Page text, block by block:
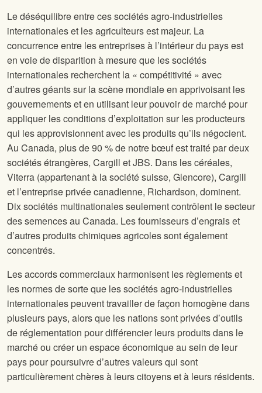
Le déséquilibre entre ces sociétés agro-industrielles
internationales et les agriculteurs est majeur. La
concurrence entre les entreprises à l’intérieur du pays est
en voie de disparition à mesure que les sociétés
internationales recherchent la « compétitivité » avec
d’autres géants sur la scène mondiale en apprivoisant les
gouvernements et en utilisant leur pouvoir de marché pour
appliquer les conditions d’exploitation sur les producteurs
qui les approvisionnent avec les produits qu’ils négocient.
Au Canada, plus de 90 % de notre bœuf est traité par deux
sociétés étrangères, Cargill et JBS. Dans les céréales,
Viterra (appartenant à la société suisse, Glencore), Cargill
et l’entreprise privée canadienne, Richardson, dominent.
Dix sociétés multinationales seulement contrôlent le secteur
des semences au Canada. Les fournisseurs d’engrais et
d’autres produits chimiques agricoles sont également
concentrés.
Les accords commerciaux harmonisent les règlements et
les normes de sorte que les sociétés agro-industrielles
internationales peuvent travailler de façon homogène dans
plusieurs pays, alors que les nations sont privées d’outils
de réglementation pour différencier leurs produits dans le
marché ou créer un espace économique au sein de leur
pays pour poursuivre d’autres valeurs qui sont
particulièrement chères à leurs citoyens et à leurs résidents.